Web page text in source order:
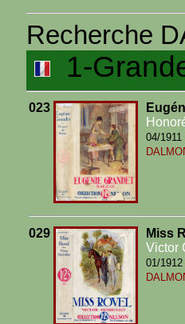
Recherche
1-
023
04/1911
029
Miss
Victor
01/1912